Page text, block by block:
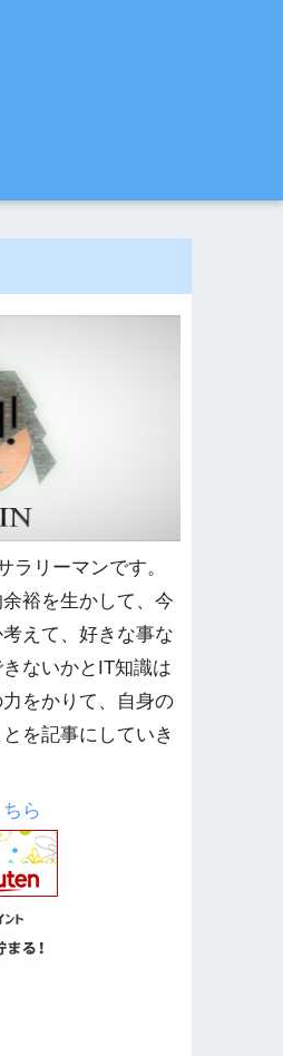
ラリーマンです。
裕を生かして、今
えて、好きな事な
ないかとIT知識は
をかりて、自身の
を記事にしていき
ら